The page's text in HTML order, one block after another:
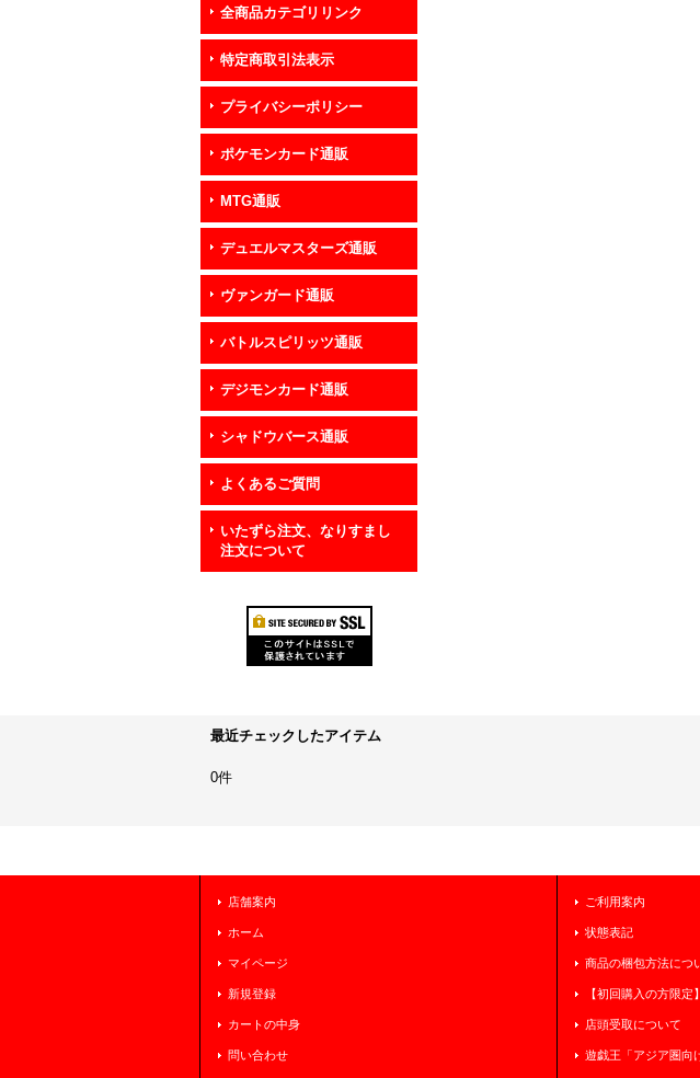
全商品カテゴリリンク
特定商取引法表示
プライバシーポリシー
ポケモンカード通販
MTG通販
デュエルマスターズ通販
ヴァンガード通販
バトルスピリッツ通販
デジモンカード通販
シャドウバース通販
よくあるご質問
いたずら注文、なりすまし
注文について
最近チェックしたアイテム
0件
店舗案内
ホーム
マイページ
新規登録
カートの中身
問い合わせ
ご利用案内
状態表記
商品の梱包方法につ
【初回購入の方限
店頭受取について
遊戯王「アジア圏向